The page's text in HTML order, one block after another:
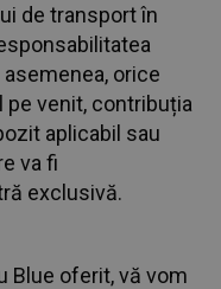
de transport în
orice
venit, contribuția
aplicabil sau
va fi
exclusivă.
Blue oferit, vă vom